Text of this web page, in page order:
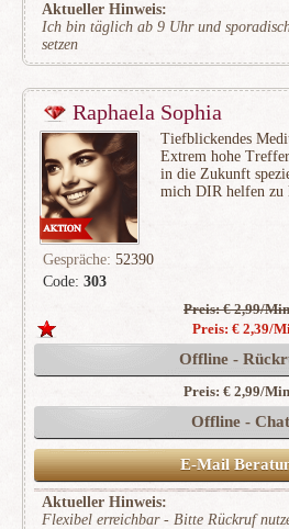
Aktueller Hinweis:
Ich bin täglich ab 9 Uhr und
setzen
Raphaela Sophia
Code: 303
Tiefblickendes
Extrem hohe
in die Zukunft
mich DIR helfen zu
Gespräche: 52390
Preis: € 2,99/Min
Preis: € 2,39/
Offline -
Preis: € 2,99/Min
Offline - Chat
E-Mail
Aktueller Hinweis:
Flexibel erreichbar - Bitte Rückruf